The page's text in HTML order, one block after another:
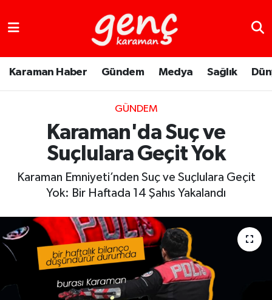
Karaman Haber Gündem Medya Sağlık
GÜNDEM
Karaman'da Suç ve
Suçlulara Geçit Yok
Karaman Emniyeti’nden Suç ve Suçlulara Geçit
Yok: Bir Haftada 14 Şahıs Yakalandı